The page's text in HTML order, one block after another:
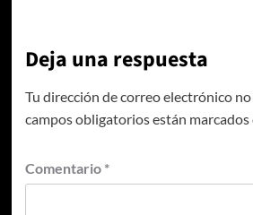
Deja una respuesta
Tu dirección de correo electrónico no
campos obligatorios están marcados
Comentario *